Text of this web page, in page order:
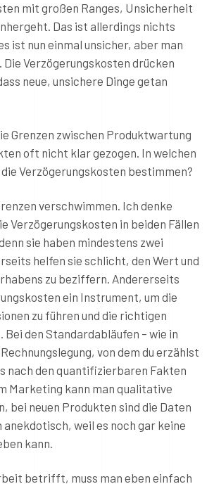
mit großen Ranges, Unsicherheit
Das ist allerdings nichts
ist nun einmal unsicher, aber man
Die Verzögerungskosten drücken
neue, unsichere Dinge getan
Grenzen zwischen Produktwartung
oft nicht klar gezogen. In welchen
Verzögerungskosten bestimmen?
verschwimmen. Ich denke
Verzögerungskosten in beiden Fällen
sie haben mindestens zwei
helfen sie schlicht, den Wert und
zu beziffern. Andererseits
ein Instrument, um die
zu führen und die richtigen
Bei den Standardabläufen – wie in
von dem du erzählst
nach den quantifizierbaren Fakten
Marketing kann man qualitative
bei neuen Produkten sind die Daten
weil es noch gar keine
kann.
betrifft, muss man eben einfach